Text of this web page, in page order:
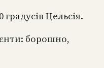
градусів Цельсія.
борошно,